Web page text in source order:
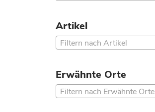
Artikel
Filtern nach Artikel
Erwähnte Orte
Filtern nach Erwähnte Orte